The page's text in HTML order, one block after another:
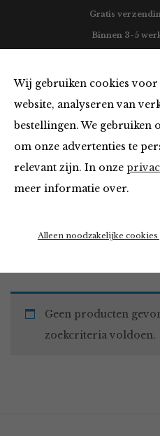
Wij gebruiken cookies voor
website, analyseren van
bestellingen. We gebruiken
om onze advertenties te
relevant zijn. In onze
meer informatie over.
Alleen noodzakelijke
Gratis
Binnen 3-5
Must Haves
Home Winkel
Geen producten
zoekcriteria voldoen.